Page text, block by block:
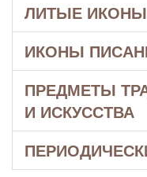
ЛИТЫЕ ИКОНЫ
ИКОНЫ
ПРЕДМЕТЫ
И ИСКУССТВА